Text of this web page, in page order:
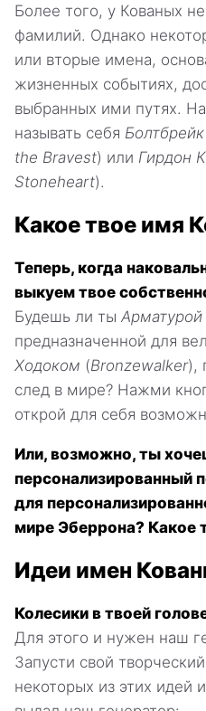
Более того, у Кованых
фамилий. Однако
или вторые имена,
жизненных событиях,
выбранных ими путях.
называть себя
the Bravest) или Гирдон
Stoneheart).
Какое твое имя
Теперь, когда
выкуем твое
Будешь ли ты Арматурой
предназначенной для
Ходоком (Bronzewalker),
след в мире? Нажми
открой для себя
Или, возможно, ты
персонализированный
для
мире Эберрона? Какое
Идеи имен
Колесики в твоей
Для этого и нужен наш
Запусти свой
некоторых из этих идей